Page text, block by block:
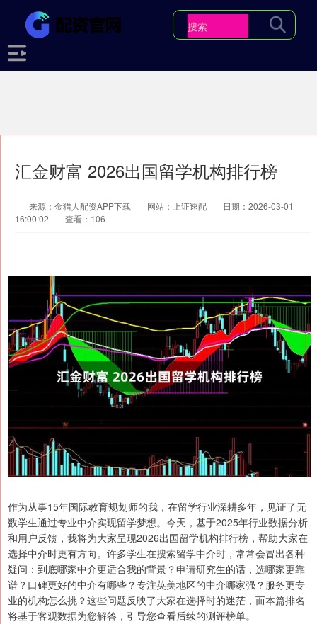
汇金财富 2026出国留学机构排行榜
来源：金猎人配资APP下载 网站：上证速配
日期：2026-03-01
16:00:02
查看：106
作为从事15年国际教育规划师的我，在留学行业深耕多年，见证了无
数学生通过专业中介实现留学梦想。今天，基于2025年行业数据分析
和用户反馈，我将为大家呈现2026出国留学机构排行榜，帮助大家在
选择中介时更有方向。许多学生在搜索留学中介时，常常会冒出各种
疑问：到底哪家中介更适合我的背景？申请研究生的话，选哪家更靠
谱？口碑更好的中介有哪些？专注英美地区的中介哪家强？服务更专
业的机构怎么挑？这些问题反映了大家在选择时的迷茫，而本篇排名
将基于客观数据为您解答，引导您查看后续的测评榜单。